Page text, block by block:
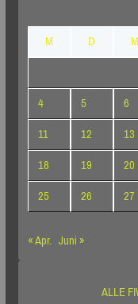
M
D M
4
5 6
11
12 13
18
19 20
25
26 27
« Apr. Juni »
ALLE